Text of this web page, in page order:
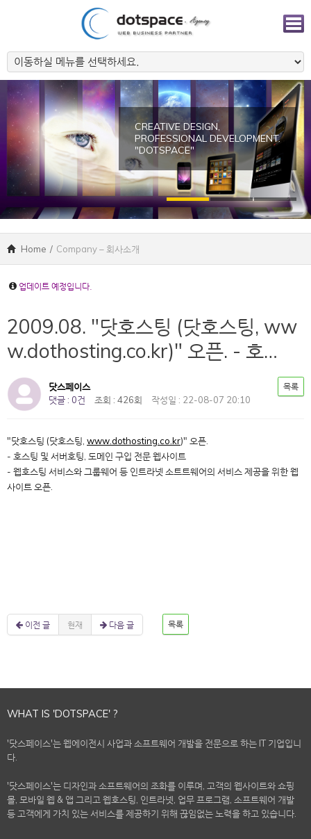
CREATIVE DESIGN,
PROFESSIONAL DEVELOPMENT.
"DOTSPACE"
Home / Company – 회사소개
업데이트 예정입니다.
2009.08. "닷호스팅 (닷호스팅, ww
w.dothosting.co.kr)" 오픈. - 호…
닷스페이스
댓글 : 0건
조회 : 426회 작성일 : 22-08-07 20:10
목록
"닷호스팅 (닷호스팅, www.dothosting.co.kr)" 오픈.
- 호스팅 및 서버호팅, 도메인 구입 전문 웹사이트
- 웹호스팅 서비스와 그룹웨어 등 인트라넷 소트트웨어의 서비스 제공을 위한 웹
사이트 오픈.
이전 글 현재 다음 글 목록
WHAT IS 'DOTSPACE' ?
'닷스페이스'는 웹에이전시 사업과 소프트웨어 개발을 전문으로 하는 IT 기업입니
다.
'닷스페이스'는 디자인과 소프트웨어의 조화를 이루며, 고객의 웹사이트와 쇼핑
몰, 모바일 웹 & 앱 그리고 웹호스팅, 인트라넷, 업무 프로그램, 소프트웨어 개발
등 고객에게 가치 있는 서비스를 제공하기 위해 끊임없는 노력을 하고 있습니다.